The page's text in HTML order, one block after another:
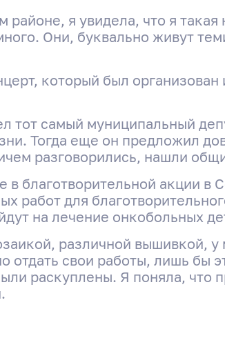
районе, я увидела, что я
Они, буквально живут
который был
тот самый муниципальный
Тогда еще он предложил
разговорились, нашли
в благотворительной акции в
работ для
на лечение онкобольных
различной вышивкой, у
отдать свои работы, лишь бы
раскуплены. Я поняла, что